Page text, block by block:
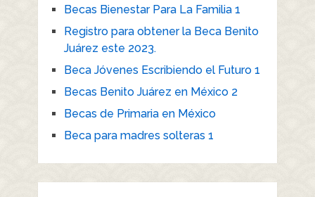
Becas Bienestar Para La Familia 1
Registro para obtener la Beca Benito
Juárez este 2023.
Beca Jóvenes Escribiendo el Futuro 1
Becas Benito Juárez en México 2
Becas de Primaria en México
Beca para madres solteras 1